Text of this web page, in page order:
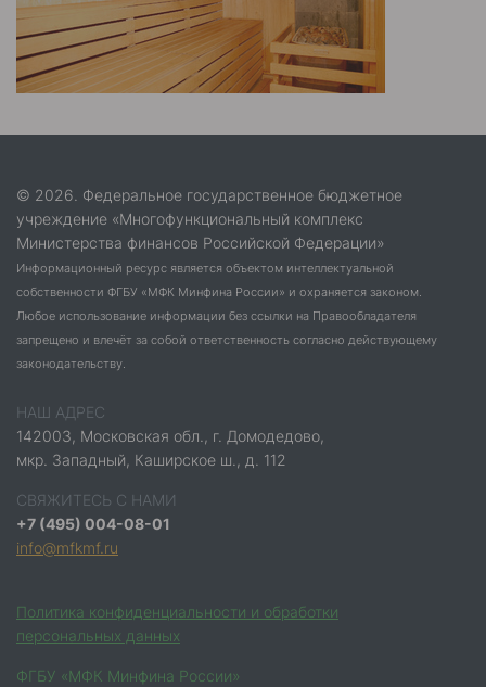
© 2026. Федеральное государственное бюджетное
учреждение «Многофункциональный комплекс
Министерства финансов Российской Федерации»
Информационный ресурс является объектом интеллектуальной
собственности ФГБУ «МФК Минфина России» и охраняется законом.
Любое использование информации без ссылки на Правообладателя
запрещено и влечёт за собой ответственность согласно действующему
законодательству.
НАШ АДРЕС
142003, Московская обл., г. Домодедово,
мкр. Западный, Каширское ш., д. 112
СВЯЖИТЕСЬ С НАМИ
+7 (495) 004-08-01
info@mfkmf.ru
Политика конфиденциальности и обработки
персональных данных
ФГБУ «МФК Минфина России»